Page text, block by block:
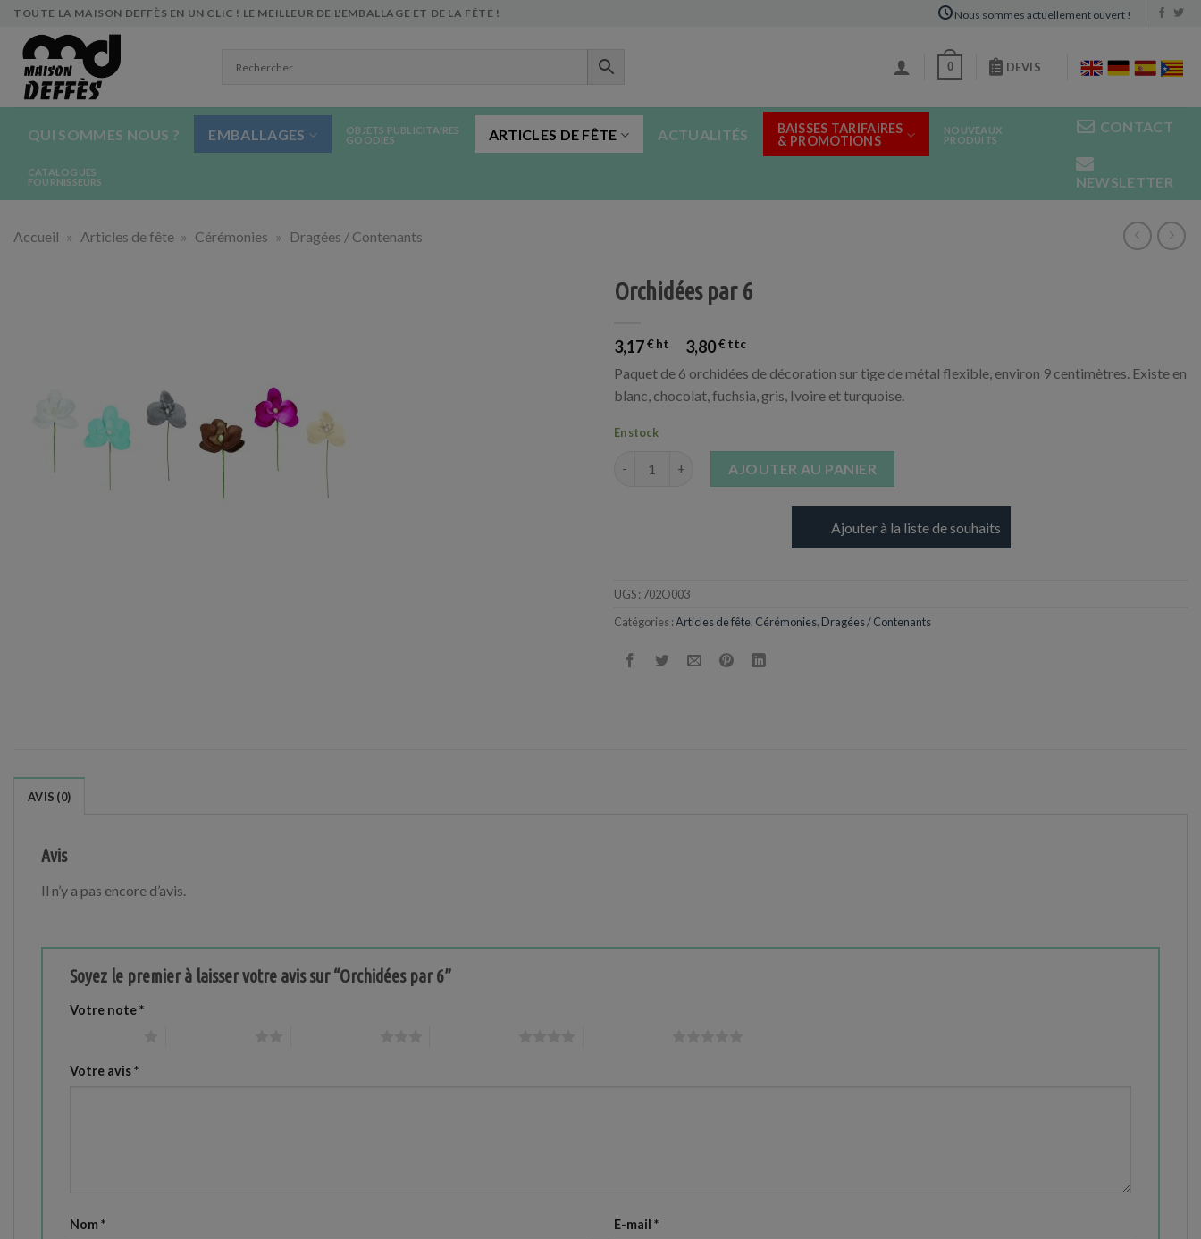
Skip
content
TOUTE LA MAISON DEFFÈS EN UN CLIC ! LE MEILLEUR DE L'EMBALLAGE ET DE LA FÊTE ! Nous sommes actuellement ouvert !
0 DEVIS
QUI SOMMES NOUS ? EMBALLAGES
OBJETS PUBLICITAIRES
GOODIES
ARTICLES DE FÊTE ACTUALITÉS
BAISSES TARIFAIRES
& PROMOTIONS
NOUVEAUX
PRODUITS
CATALOGUES
FOURNISSEURS
CONTACT
NEWSLETTER
Accueil » Articles de fête » Cérémonies » Dragées / Contenants
Orchidées par 6
3,17€ 3,80€
Paquet de 6 orchidées de décoration sur tige de métal flexible, environ 9 centimètres. Existe en
blanc, chocolat, fuchsia, gris, Ivoire et turquoise.
En stock
AJOUTER AU PANIER
Ajouter à la liste de souhaits
UGS : 702O003
Catégories :Articles de fête, Cérémonies, Dragées / Contenants
AVIS (0)
Avis
Il n’y a pas encore d’avis.
Soyez le premier à laisser votre avis sur “Orchidées par 6”
Votre note*
Votre avis*
Nom * E-mail *